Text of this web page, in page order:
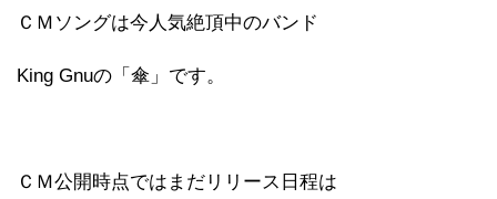
ＣＭソングは今人気絶頂中のバンド
King Gnuの「傘」です。
ＣＭ公開時点ではまだリリース日程は